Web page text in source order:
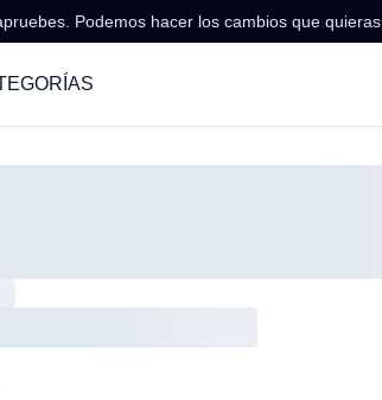
Podemos hacer los cambios que quieras.